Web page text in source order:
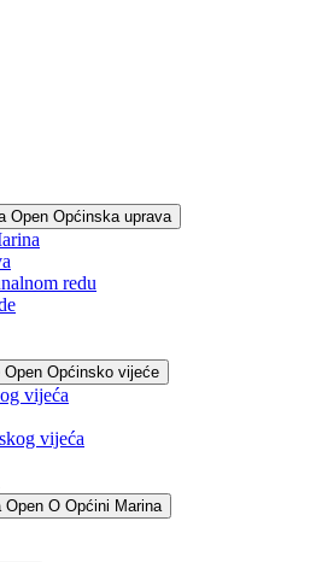
Open Općinska uprava
redu
Open Općinsko vijeće
vijeća
vijeća
Open O Općini Marina